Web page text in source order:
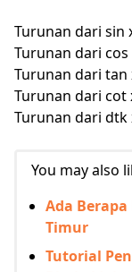
Turunan dari sin
Turunan dari cos
Turunan dari tan
Turunan dari cot
Turunan dari dtk
You may also
Ada Berapa
Timur
Tutorial